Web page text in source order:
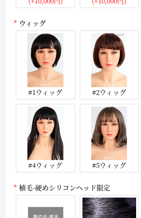
ウィッグ
#1ウィッグ #2ウィッグ
#4ウィッグ #5ウィッグ
植毛-硬めシリコンヘッド限定